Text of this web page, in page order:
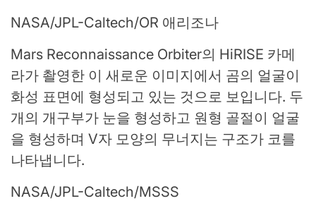
NASA/JPL-Caltech/OR 애리조나
Mars Reconnaissance Orbiter의 HiRISE 카메
라가 촬영한 이 새로운 이미지에서 곰의 얼굴이
화성 표면에 형성되고 있는 것으로 보입니다. 두
개의 개구부가 눈을 형성하고 원형 골절이 얼굴
을 형성하며 V자 모양의 무너지는 구조가 코를
나타냅니다.
NASA/JPL-Caltech/MSSS